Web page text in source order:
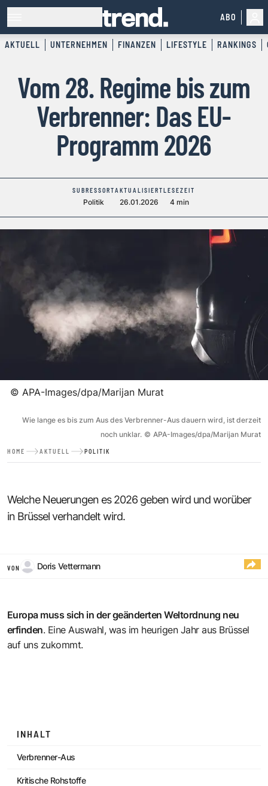
ABO
AKTUELL UNTERNEHMEN FINANZEN LIFESTYLE RANKINGS
Vom 28. Regime bis zum
Verbrenner: Das EU-
Programm 2026
SUBRESSORT
Politik
AKTUALISIERT
26.01.2026
LESEZEIT
4 min
© APA-Images/dpa/Marijan Murat
Wie lange es bis zum Aus des Verbrenner-Aus dauern wird, ist derzeit
noch unklar. © APA-Images/dpa/Marijan Murat
HOME AKTUELL POLITIK
Welche Neuerungen es 2026 geben wird und worüber
in Brüssel verhandelt wird.
VON Doris Vettermann
Europa muss sich in der geänderten Weltordnung neu
erfinden. Eine Auswahl, was im heurigen Jahr aus Brüssel
auf uns zukommt.
INHALT
Verbrenner-Aus
Kritische Rohstoffe